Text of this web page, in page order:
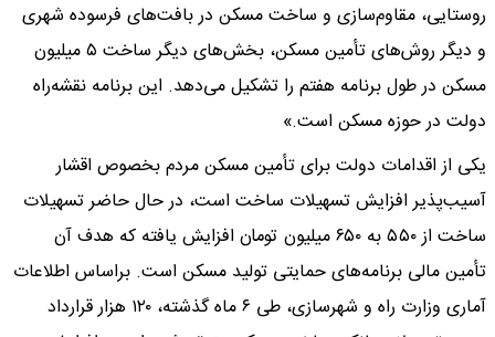
روستایی، مقاوم‌سازی و ساخت مسکن در بافت‌های فرسوده شهری
و دیگر روش‌های تأمین مسکن، بخش‌های دیگر ساخت ۵ میلیون
مسکن در طول برنامه هفتم را تشکیل می‌دهد. این برنامه نقشه‌راه
دولت در حوزه مسکن است.»
یکی از اقدامات دولت برای تأمین مسکن مردم بخصوص اقشار
آسیب‌پذیر افزایش تسهیلات ساخت است، در حال حاضر تسهیلات
ساخت از ۵۵۰ به ۶۵۰ میلیون تومان افزایش یافته که هدف آن
تأمین مالی برنامه‌های حمایتی تولید مسکن است. براساس اطلاعات
آماری وزارت راه و شهرسازی، طی ۶ ماه گذشته، ۱۲۰ هزار قرارداد